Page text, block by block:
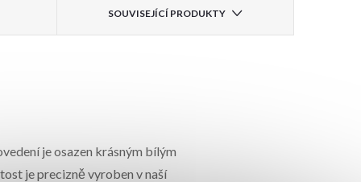
SOUVISEJÍCÍ PRODUKTY
je osazen krásným bílým
je precizně vyroben v naší